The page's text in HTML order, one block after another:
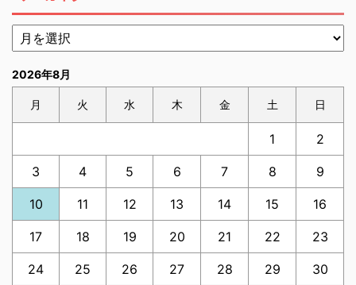
2026年8月
月 火 水 木 金 土 日
1 2
3 4 5 6 7 8 9
10 11 12 13 14 15 16
17 18 19 20 21 22 23
24 25 26 27 28 29 30